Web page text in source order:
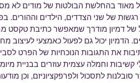
מאוד בהחלשת הבולטות של מודים לא
רגשות של שני הצדדים, הילדים וההורים.
של דמיון מודרך שמאפשר כתיבת טקסט
הדמיון יכול גם לפעול כאמצעי לעיצוב
את התגובות הנוכחיות של הפרט
קשיבות וחמלה עצמית עוזרים בבניית
סובלנות לתסכול ולפרפקציוניזם, וכן